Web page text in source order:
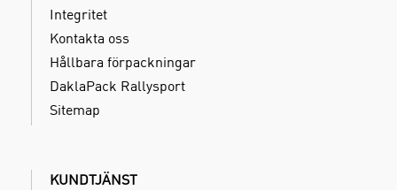
Integritet
Kontakta oss
Hållbara förpackningar
DaklaPack Rallysport
Sitemap
KUNDTJÄNST